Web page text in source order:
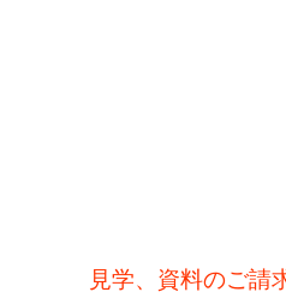
見学、資料のご請